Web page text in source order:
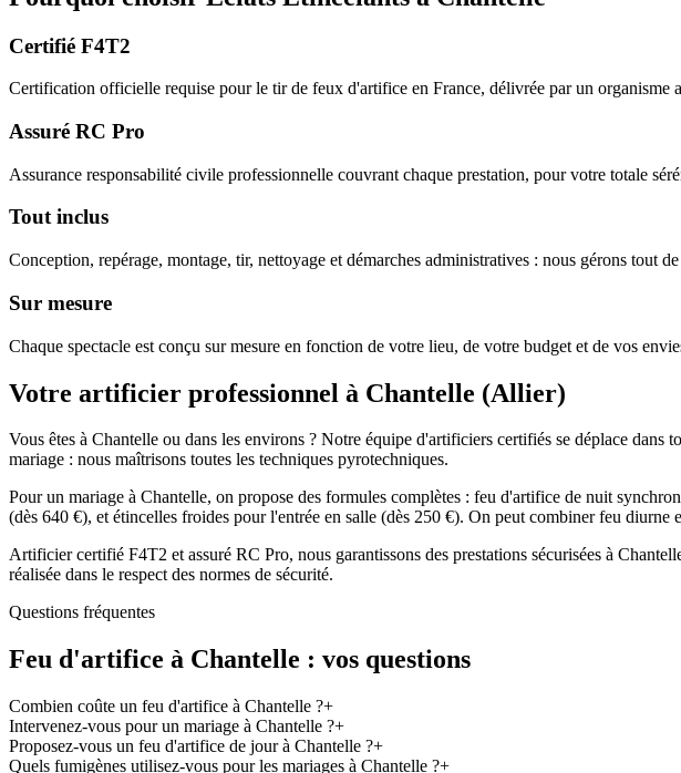
Certifié F4T2
Certification officielle requise pour le tir de feux d'artifice en France, délivrée par un organisme
Assuré RC Pro
Assurance responsabilité civile professionnelle couvrant chaque prestation, pour votre totale
Tout inclus
Conception, repérage, montage, tir, nettoyage et démarches administratives : nous gérons tout
Sur mesure
Chaque spectacle est conçu sur mesure en fonction de votre lieu, de votre budget et de vos
Votre artificier professionnel à Chantelle (Allier)
Vous êtes à Chantelle ou dans les environs ? Notre équipe d'artificiers certifiés se déplace
mariage : nous maîtrisons toutes les techniques pyrotechniques.
Pour un mariage à Chantelle, on propose des formules complètes : feu d'artifice de nuit
(dès 640 €), et étincelles froides pour l'entrée en salle (dès 250 €). On peut combiner feu
Artificier certifié F4T2 et assuré RC Pro, nous garantissons des prestations sécurisées à
réalisée dans le respect des normes de sécurité.
Questions fréquentes
Feu d'artifice à Chantelle : vos questions
Combien coûte un feu d'artifice à Chantelle ?+
Intervenez-vous pour un mariage à Chantelle ?+
Proposez-vous un feu d'artifice de jour à Chantelle ?+
Quels fumigènes utilisez-vous pour les mariages à Chantelle ?+